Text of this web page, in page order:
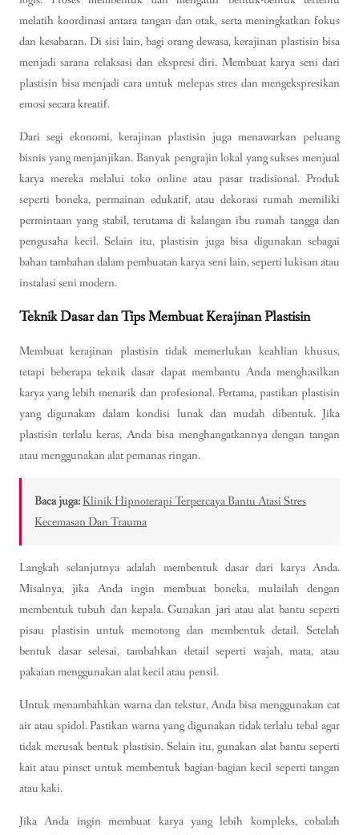
melatih koordinasi antara tangan dan otak, serta meningkatkan fokus
dan kesabaran. Di sisi lain, bagi orang dewasa, kerajinan plastisin bisa
menjadi sarana relaksasi dan ekspresi diri. Membuat karya seni dari
plastisin bisa menjadi cara untuk melepas stres dan mengekspresikan
emosi secara kreatif.
Dari segi ekonomi, kerajinan plastisin juga menawarkan peluang
bisnis yang menjanjikan. Banyak pengrajin lokal yang sukses menjual
karya mereka melalui toko online atau pasar tradisional. Produk
seperti boneka, permainan edukatif, atau dekorasi rumah memiliki
permintaan yang stabil, terutama di kalangan ibu rumah tangga dan
pengusaha kecil. Selain itu, plastisin juga bisa digunakan sebagai
bahan tambahan dalam pembuatan karya seni lain, seperti lukisan atau
instalasi seni modern.
Teknik Dasar dan Tips Membuat Kerajinan Plastisin
Membuat kerajinan plastisin tidak memerlukan keahlian khusus,
tetapi beberapa teknik dasar dapat membantu Anda menghasilkan
karya yang lebih menarik dan profesional. Pertama, pastikan plastisin
yang digunakan dalam kondisi lunak dan mudah dibentuk. Jika
plastisin terlalu keras, Anda bisa menghangatkannya dengan tangan
atau menggunakan alat pemanas ringan.
Baca juga:Klinik Hipnoterapi Terpercaya Bantu Atasi Stres
Kecemasan Dan Trauma
Langkah selanjutnya adalah membentuk dasar dari karya Anda.
Misalnya, jika Anda ingin membuat boneka, mulailah dengan
membentuk tubuh dan kepala. Gunakan jari atau alat bantu seperti
pisau plastisin untuk memotong dan membentuk detail. Setelah
bentuk dasar selesai, tambahkan detail seperti wajah, mata, atau
pakaian menggunakan alat kecil atau pensil.
Untuk menambahkan warna dan tekstur, Anda bisa menggunakan cat
air atau spidol. Pastikan warna yang digunakan tidak terlalu tebal agar
tidak merusak bentuk plastisin. Selain itu, gunakan alat bantu seperti
kait atau pinset untuk membentuk bagian-bagian kecil seperti tangan
atau kaki.
Jika Anda ingin membuat karya yang lebih kompleks, cobalah